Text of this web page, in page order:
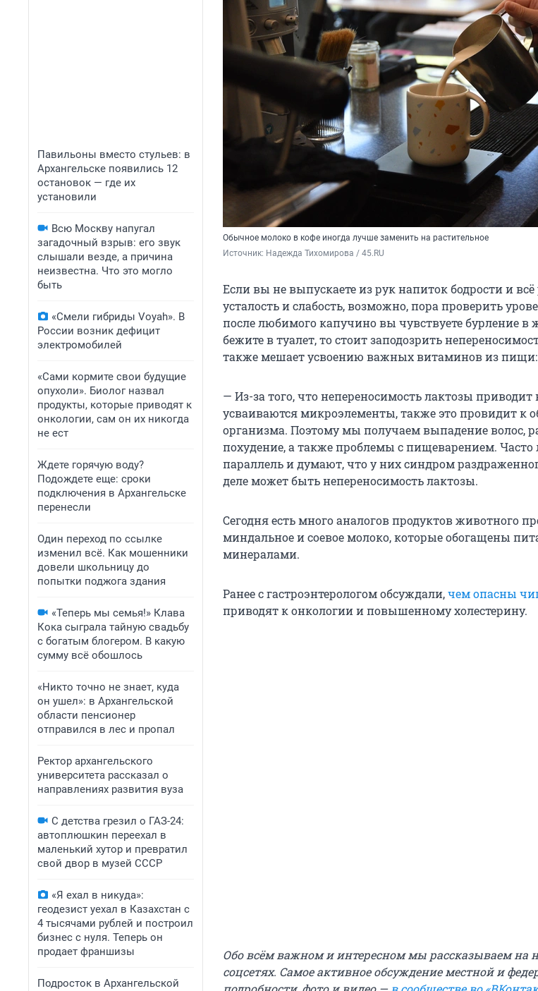
Павильоны вместо стульев: в
Архангельске появились 12
остановок — где их
установили
Всю Москву напугал
загадочный взрыв: его звук
слышали везде, а причина
неизвестна. Что это могло
быть
«Смели гибриды Voyah». В
России возник дефицит
электромобилей
«Сами кормите свои будущие
опухоли». Биолог назвал
продукты, которые приводят к
онкологии, сам он их никогда
не ест
Ждете горячую воду?
Подождете еще: сроки
подключения в Архангельске
перенесли
Один переход по ссылке
изменил всё. Как мошенники
довели школьницу до
попытки поджога здания
«Теперь мы семья!» Клава
Кока сыграла тайную свадьбу
с богатым блогером. В какую
сумму всё обошлось
«Никто точно не знает, куда
он ушел»: в Архангельской
области пенсионер
отправился в лес и пропал
Ректор архангельского
университета рассказал о
направлениях развития вуза
С детства грезил о ГАЗ-24:
автоплюшкин переехал в
маленький хутор и превратил
свой двор в музей СССР
«Я ехал в никуда»:
геодезист уехал в Казахстан с
4 тысячами рублей и построил
бизнес с нуля. Теперь он
продает франшизы
Подросток в Архангельской
Обычное молоко в кофе иногда лучше заменить на растительное
Источник: Надежда Тихомирова / 45.RU
Если вы не выпускаете из рук напиток бодрости и всё
усталость и слабость, возможно, пора проверить
после любимого капучино вы чувствуете бурление в
бежите в туалет, то стоит заподозрить
также мешает усвоению важных витаминов из пищи:
— Из-за того, что непереносимость лактозы
усваиваются микроэлементы, также это провидит к
организма. Поэтому мы получаем выпадение волос,
похудение, а также проблемы с пищеварением.
параллель и думают, что у них синдром
деле может быть непереносимость лактозы.
Сегодня есть много аналогов продуктов животного
миндальное и соевое молоко, которые обогащены
минералами.
Ранее с гастроэнтерологом обсуждали,чем опасны
приводят к онкологии и повышенному холестерину.
Обо всём важном и интересном мы рассказываем на
соцсетях. Самое активное обсуждение местной и